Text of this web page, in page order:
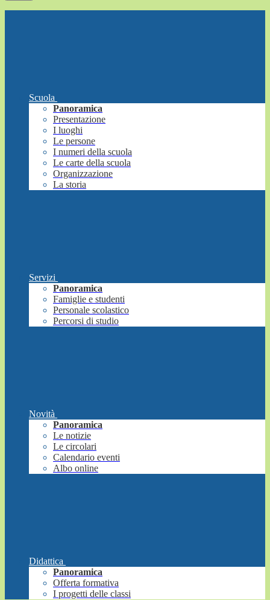
Scuola
Panoramica
Presentazione
I luoghi
Le persone
I numeri della scuola
Le carte della scuola
Organizzazione
La storia
Servizi
Panoramica
Famiglie e studenti
Personale scolastico
Percorsi di studio
Novità
Panoramica
Le notizie
Le circolari
Calendario eventi
Albo online
Didattica
Panoramica
Offerta formativa
I progetti delle classi